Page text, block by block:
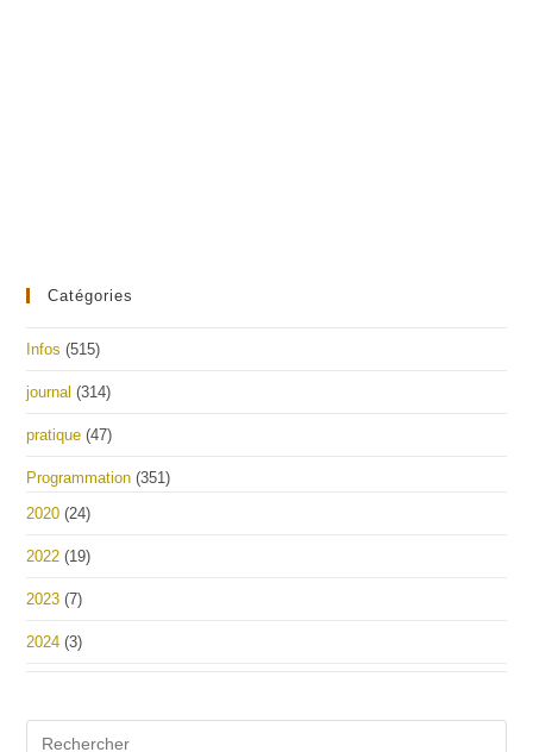
Catégories
Infos (515)
journal (314)
pratique (47)
Programmation (351)
2020 (24)
2022 (19)
2023 (7)
2024 (3)